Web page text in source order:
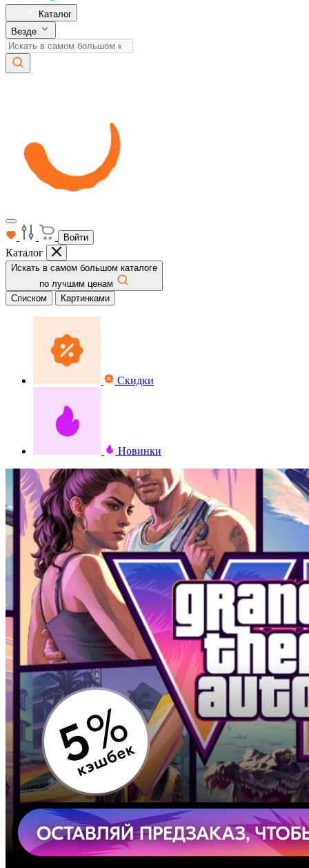
Каталог
Везде
Войти
Каталог
Искать в самом большом каталоге
по лучшим ценам
Списком
Картинками
Скидки
Новинки